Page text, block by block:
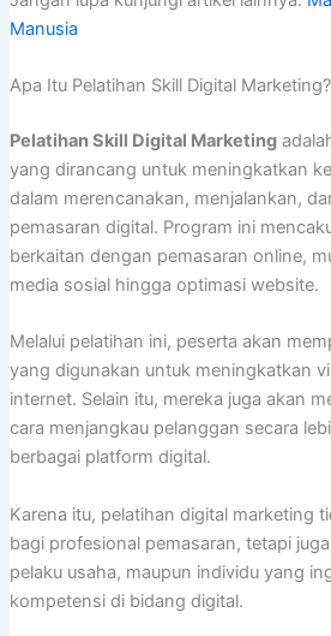
Manusia
Apa Itu Pelatihan Skill Digital Marketing?
Pelatihan Skill Digital Marketing
yang dirancang untuk meningkatkan
dalam merencanakan, menjalankan,
pemasaran digital. Program ini
berkaitan dengan pemasaran online,
media sosial hingga optimasi website.
Melalui pelatihan ini, peserta akan
yang digunakan untuk meningkatkan
internet. Selain itu, mereka juga akan
cara menjangkau pelanggan secara
berbagai platform digital.
Karena itu, pelatihan digital marketing
bagi profesional pemasaran, tetapi
pelaku usaha, maupun individu yang
kompetensi di bidang digital.